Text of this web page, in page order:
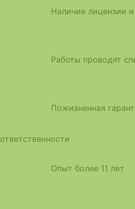
Наличие лицензии
Работы проводят
Пожизненная
ответственности
Опыт более 11 лет